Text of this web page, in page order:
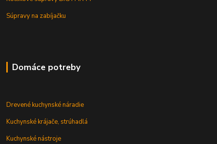
Súpravy na zabíjačku
Domáce potreby
Drevené kuchynské náradie
Kuchynské krájače, strúhadlá
Kuchynské nástroje